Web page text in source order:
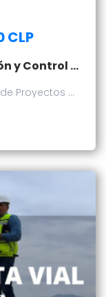
CLP
Curso MS Project Programación y Control de Proyectos + Curso Programación y Control de Proyectos en Primavera P6
Proyectos +
en